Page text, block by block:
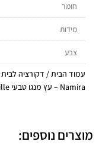
עמוד הבית/ דקורציה לבית
Namira – עץ מנגו טבעי Bloomingville
חומר
מידות
צבע
מוצרים נוספים: